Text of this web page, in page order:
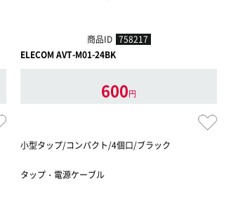
商品ID 758217
ELECOM AVT-M01-24BK
600円
小型タップ/コンパクト/4個口/ブラック
タップ・電源ケーブル